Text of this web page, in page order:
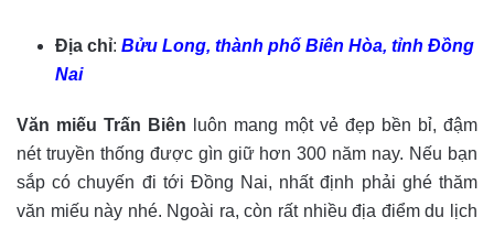
Địa chỉ: Bửu Long, thành phố Biên Hòa, tỉnh Đồng
Nai
Văn miếu Trấn Biên luôn mang một vẻ đẹp bền bỉ, đậm
nét truyền thống được gìn giữ hơn 300 năm nay. Nếu bạn
sắp có chuyến đi tới Đồng Nai, nhất định phải ghé thăm
văn miếu này nhé. Ngoài ra, còn rất nhiều địa điểm du lịch